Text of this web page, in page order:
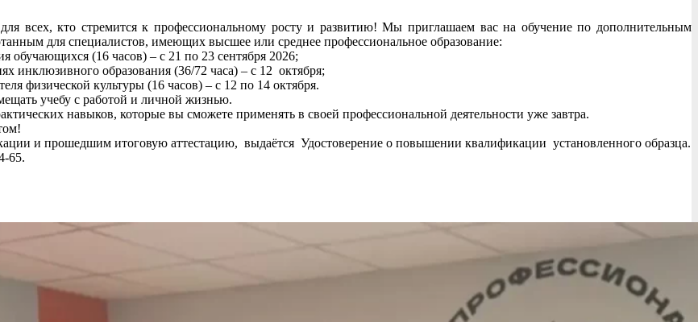
всех, кто стремится к профессиональному росту и развитию! Мы приглашаем вас на обучение по дополнительным
для специалистов, имеющих высшее или среднее профессиональное образование:
(16 часов) – с 21 по 23 сентября 2026;
инклюзивного образования (36/72 часа) – с 12 октября;
физической культуры (16 часов) – с 12 по 14 октября.
учебу с работой и личной жизнью.
навыков, которые вы сможете применять в своей профессиональной деятельности уже завтра.
и прошедшим итоговую аттестацию, выдаётся Удостоверение о повышении квалификации установленного образца.
65.